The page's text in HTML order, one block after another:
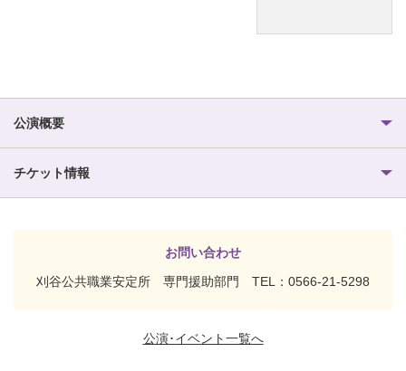
公演概要
チケット情報
お問い合わせ
刈谷公共職業安定所 専門援助部門 TEL：0566-21-5298
公演･イベント一覧へ